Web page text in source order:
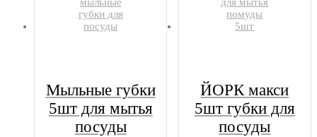
Мыльные губки
5шт для мытья
посуды
ЙОРК макси
5шт губки для
посуды